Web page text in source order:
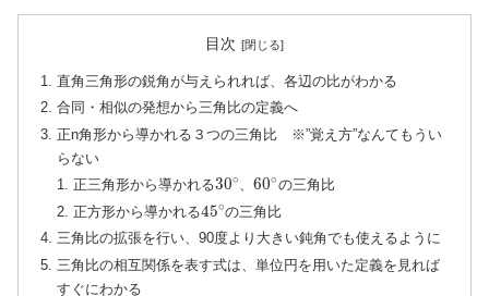
目次
直角三角形の鋭角が与えられれば、各辺の比がわかる
合同・相似の発想から三角比の定義へ
正n角形から導かれる３つの三角比 ※”覚え方”なんてもうい
らない
正三角形から導かれる30∘、60∘の三角比
正方形から導かれる45∘の三角比
三角比の拡張を行い、90度より大きい鈍角でも使えるように
三角比の相互関係を表す式は、単位円を用いた定義を見れば
すぐにわかる